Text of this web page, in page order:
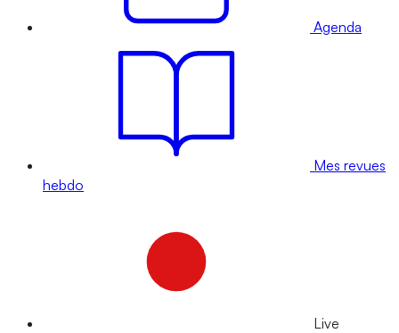
Agenda
Mes revues
hebdo
Live